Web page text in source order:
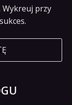
Wykreuj przy